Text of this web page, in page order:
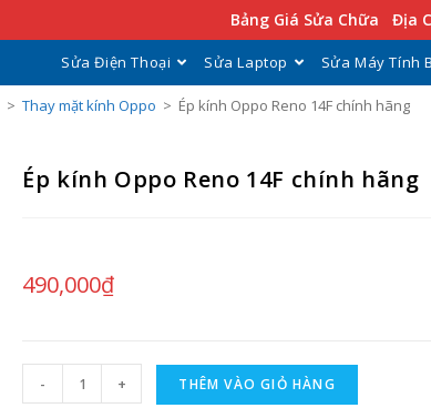
Bảng Giá Sửa Chữa Địa
Sửa Điện Thoại Sửa Laptop Sửa Máy Tính
> Thay mặt kính Oppo > Ép kính Oppo Reno 14F chính hãng
Ép kính Oppo Reno 14F chính hãng
490,000₫
- + THÊM VÀO GIỎ HÀNG